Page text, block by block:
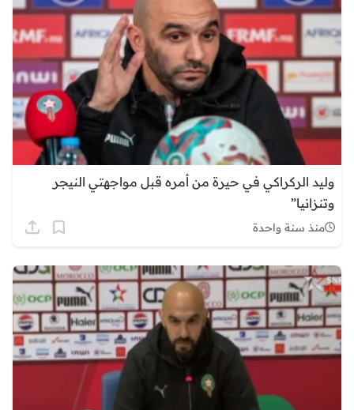
وليد الركراكي في حيرة من أمره قبل مواجهتي النيجر
وتنزانيا”
منذ سنة واحدة